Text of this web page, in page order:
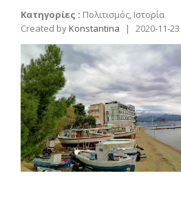
Κατηγορίες : Πολιτισμός, Ιστορία
Created byKonstantina | 2020-11-23